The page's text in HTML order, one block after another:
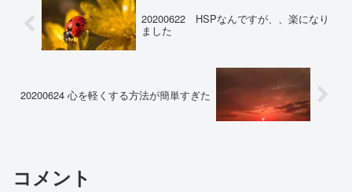
20200622 HSPなんですが、、楽になり
ました
20200624 心を軽くする方法が簡単すぎた
コメント